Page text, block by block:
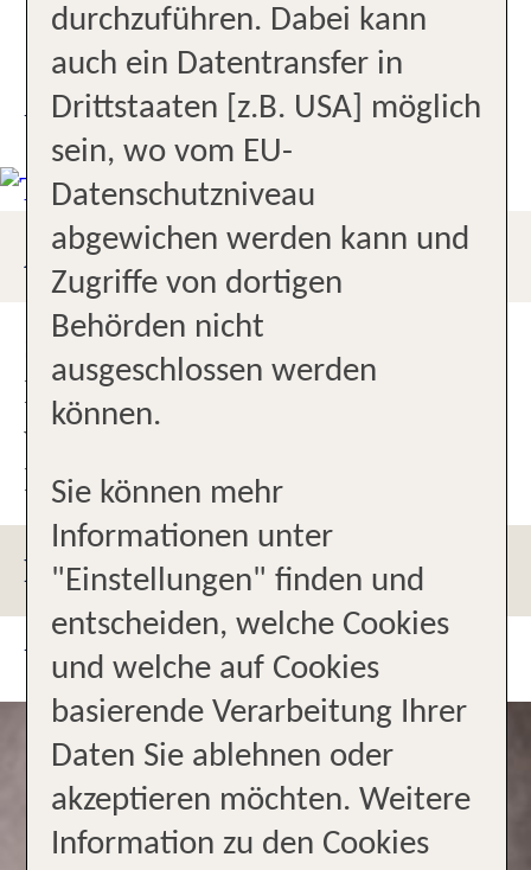
Zentrale Lage
UNSER STANDORT
ANFAHRTSBESCHREIBUNG
Sie finden uns in Goslar in der
Breiten Straße 6, direkt gegenüber
vom Tim's am Eingang der
Kaiserpassage.
PARKMÖGLICHKEITEN
UNSER TEAM
durchzuführen. Dabei kann
auch ein Datentransfer in
Drittstaaten [z.B. USA] möglich
sein, wo vom EU-
Datenschutzniveau
abgewichen werden kann und
Zugriffe von dortigen
Behörden nicht
ausgeschlossen werden
können.
Sie können mehr
Informationen unter
"Einstellungen" finden und
entscheiden, welche Cookies
und welche auf Cookies
basierende Verarbeitung Ihrer
Daten Sie ablehnen oder
akzeptieren möchten. Weitere
Information zu den Cookies